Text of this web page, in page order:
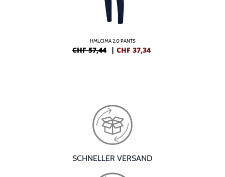
HMLCIMA 2.0 PANTS
CHF 57,44 | CHF 37,34
SCHNELLER VERSAND